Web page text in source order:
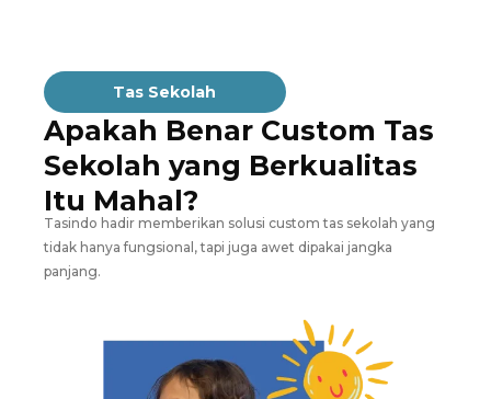
Tas Sekolah
Apakah Benar Custom Tas
Sekolah yang Berkualitas
Itu Mahal?
Tasindo hadir memberikan solusi custom tas sekolah yang
tidak hanya fungsional, tapi juga awet dipakai jangka
panjang.